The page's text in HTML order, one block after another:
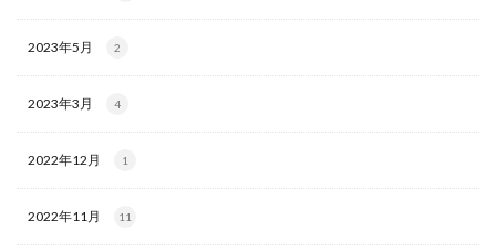
2023年5月 2
2023年3月 4
2022年12月 1
2022年11月 11